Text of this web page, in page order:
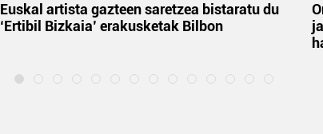
Euskal artista gazteen saretzea bistaratu du
‘Ertibil Bizkaia’ erakusketak Bilbon